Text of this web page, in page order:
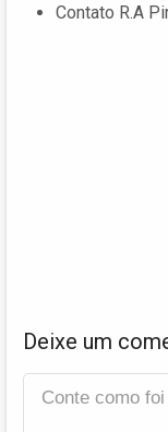
Contato R.A
Deixe um